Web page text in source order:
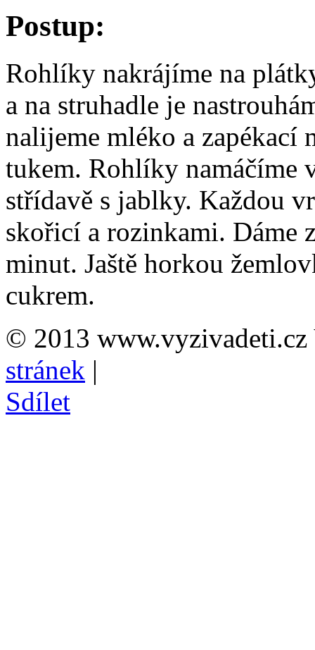
Postup:
Rohlíky nakrájíme na
a na struhadle je
nalijeme mléko a zapékací
tukem. Rohlíky namáčíme
střídavě s jablky. Každou
skořicí a rozinkami. Dáme
minut. Jaště horkou
cukrem.
© 2013 www.vyzivadeti.cz
stránek |
Sdílet